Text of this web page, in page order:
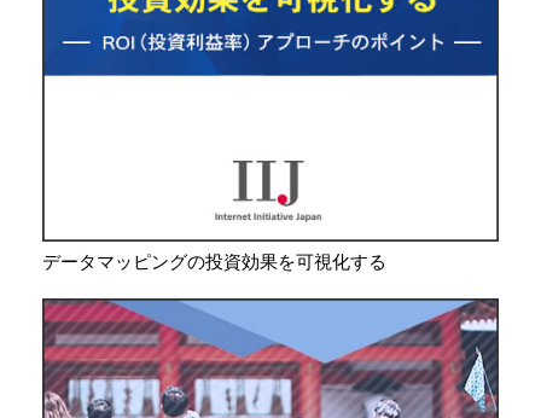
データマッピングの投資効果を可視化する